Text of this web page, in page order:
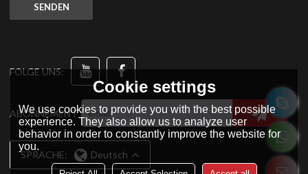
SENDEN
FOLGE UNS:
ABONNEMENT
SPRACHE: Deutsch
Cookie settings
We use cookies to provide you with the best possible
experience. They also allow us to analyze user
behavior in order to constantly improve the website for
you.